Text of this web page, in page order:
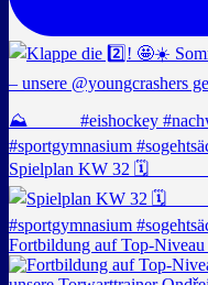
Spielplan KW 32 🗓️
Fortbildung auf Top-